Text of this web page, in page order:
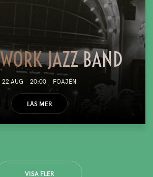
JAZZ BAND
22 AUG 20:00 FOAJÉN
LÄS MER
VISA FLER